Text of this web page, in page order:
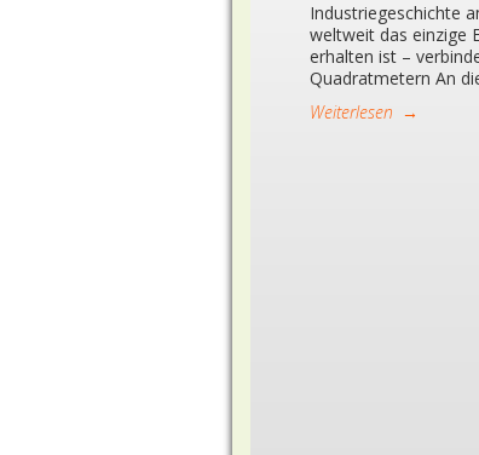
Industriegeschichte
weltweit das einzige
erhalten ist –
Quadratmetern An
Weiterlesen →